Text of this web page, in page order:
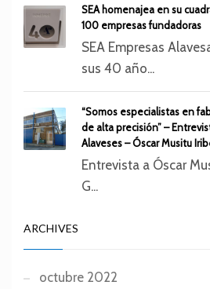
SEA homenajea en su
100 empresas fundadoras
SEA Empresas
sus 40 año...
“Somos especialistas en
de alta precisión” –
Alaveses – Óscar Musitu
Entrevista a Óscar
G...
ARCHIVES
octubre 2022